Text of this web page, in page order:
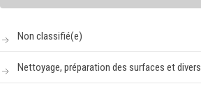
Non classifié(e)
Nettoyage, préparation des surfaces et divers